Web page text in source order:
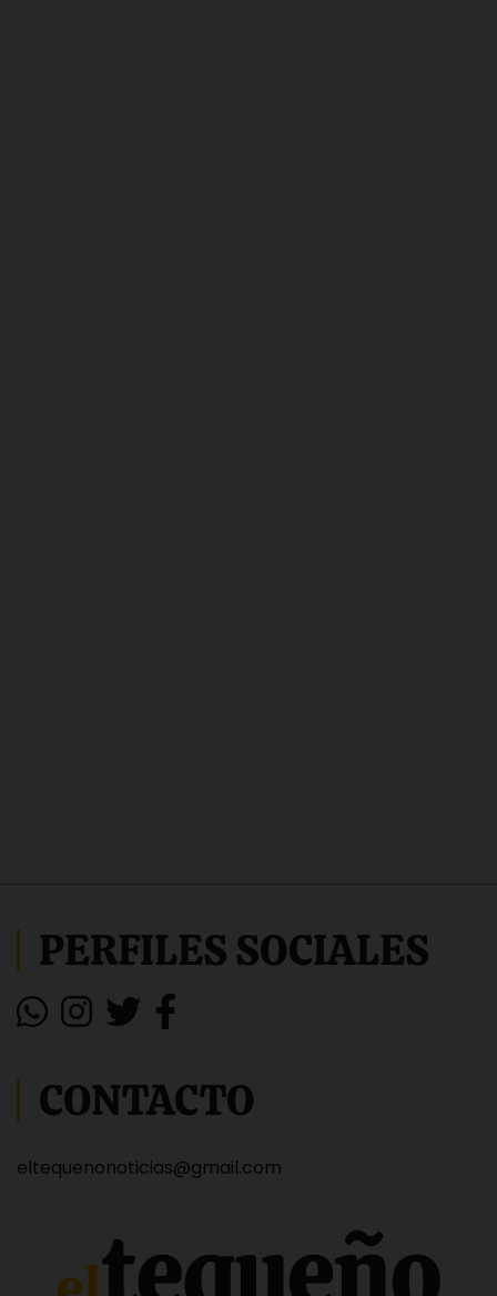
PERFILES SOCIALES
CONTACTO
eltequenonoticias@gmail.com